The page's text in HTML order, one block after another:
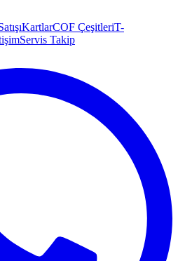
KartlarCOF ÇeşitleriT-
Servis Takip